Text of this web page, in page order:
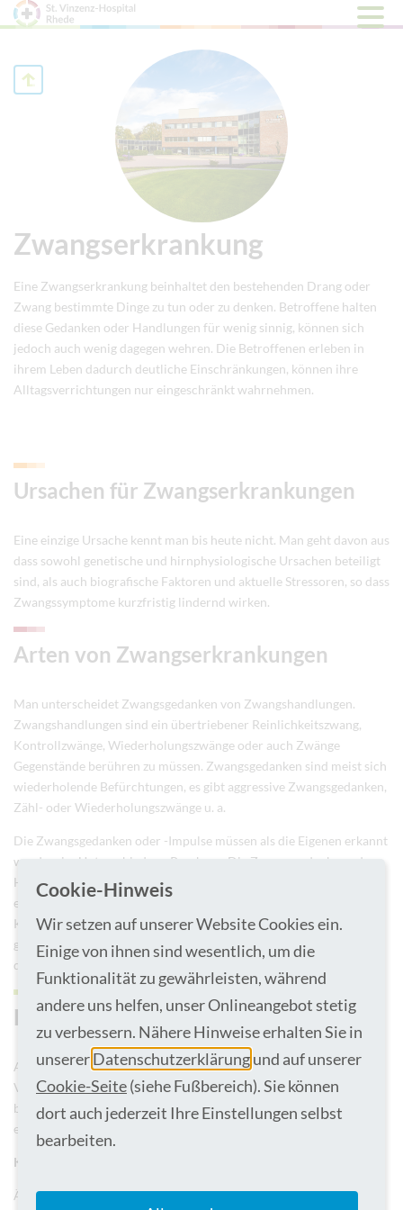
Zwangserkrankung
Eine Zwangserkrankung beinhaltet den bestehenden Drang oder
Zwang bestimmte Dinge zu tun oder zu denken. Betroffene halten
diese Gedanken oder Handlungen für wenig sinnig, können sich
jedoch auch wenig dagegen wehren. Die Betroffenen erleben in
ihrem Leben dadurch deutliche Einschränkungen, können ihre
Alltagsverrichtungen nur eingeschränkt wahrnehmen.
Ursachen für Zwangserkrankungen
Eine einzige Ursache kennt man bis heute nicht. Man geht davon aus
dass sowohl genetische und hirnphysiologische Ursachen beteiligt
sind, als auch biografische Faktoren und aktuelle Stressoren, so dass
Zwangssymptome kurzfristig lindernd wirken.
Arten von Zwangserkrankungen
Man unterscheidet Zwangsgedanken von Zwangshandlungen.
Zwangshandlungen sind ein übertriebener Reinlichkeitszwang,
Kontrollzwänge, Wiederholungszwänge oder auch Zwänge
Gegenstände berühren zu müssen. Zwangsgedanken sind meist sich
wiederholende Befürchtungen, es gibt aggressive Zwangsgedanken,
Zähl- oder Wiederholungszwänge u. a.
Die Zwangsgedanken oder -Impulse müssen als die Eigenen erkannt
werden, im Unterschied zur Psychose. Die Zwangsgedanken oder -
Handlungen werden meist als sehr unangenehm und hinderlich
empfunden, sie wiederholen sich in sehr störender Weise. Für das
Kriterium einer Erkrankung müssen diese Symptome über einen
gewissen Zeitraum bestehen, und der Betroffene bemüht sich
diesen Gedanken oder Handlungen Widerstand zu leisten.
Behandlung
Als Mittel der ersten Wahl wird die sog. Kognitive
Verhaltenstherapie empfohlen. Medikamente unterstützen, helfen
bei Symptomlinderung, sind auch bei manchen Ausprägungen
empfohlen.
Kognitive Verhaltenstherapie
Ähnlich wie bei Angsterkrankungen sollte nach körperlicher
Cookie-Hinweis
Wir setzen auf unserer Website Cookies ein.
Einige von ihnen sind wesentlich, um die
Funktionalität zu gewährleisten, während
andere uns helfen, unser Onlineangebot stetig
zu verbessern. Nähere Hinweise erhalten Sie in
unsererDatenschutzerklärungund auf unserer
Cookie-Seite(siehe Fußbereich). Sie können
dort auch jederzeit Ihre Einstellungen selbst
bearbeiten.